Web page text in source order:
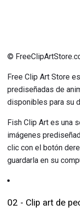
©
Free Clip Art Store
prediseñadas de
disponibles para su
Fish Clip Art es una
imágenes
clic con el botón
guardarla en su
02 - Clip art de